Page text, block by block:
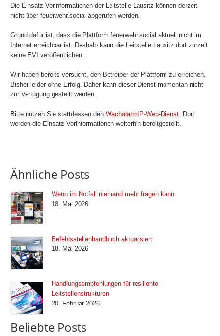
Die Einsatz-Vorinformationen der Leitstelle Lausitz können derzeit
nicht über feuerwehr.social abgerufen werden.
Grund dafür ist, dass die Plattform feuerwehr.social aktuell nicht im
Internet erreichbar ist. Deshalb kann die Leitstelle Lausitz dort zurzeit
keine EVI veröffentlichen.
Wir haben bereits versucht, den Betreiber der Plattform zu erreichen.
Bisher leider ohne Erfolg. Daher kann dieser Dienst momentan nicht
zur Verfügung gestellt werden.
Bitte nutzen Sie stattdessen denWachalarmIP-Web-Dienst. Dort
werden die Einsatz-Vorinformationen weiterhin bereitgestellt.
Ähnliche Posts
Wenn im Notfall niemand mehr fragen kann
18. Mai 2026
Befehlsstellenhandbuch aktualisiert
18. Mai 2026
Handlungsempfehlungen für resiliente
Leitstellenstrukturen
20. Februar 2026
Beliebte Posts